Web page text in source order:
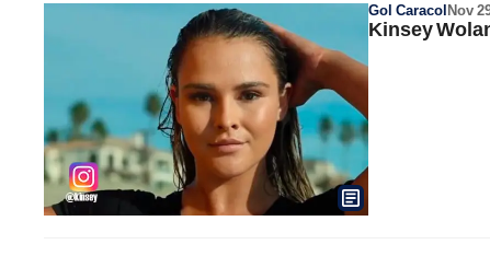
Gol CaracolNov
Kinsey